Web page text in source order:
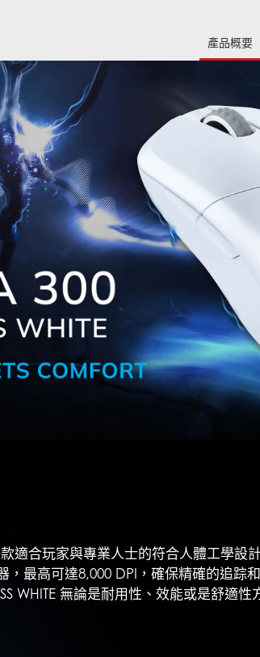
產品概要
適合玩家與專業人士的符合人體工學設
最高可達8,000 DPI，確保精確的追踪
WHITE 無論是耐用性、效能或是舒適